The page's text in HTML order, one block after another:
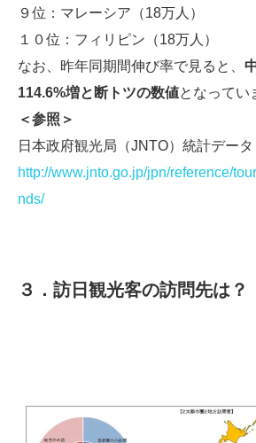
９位：マレーシア（18万人）
１０位：フィリピン（18万人）
なお、昨年同期間伸び率で見ると、
114.6%増と断トツの数値となってい
＜参照＞
日本政府観光局（JNTO）統計データ
http://www.jnto.go.jp/jpn/reference/
nds/
３．訪日観光客の訪問先は？